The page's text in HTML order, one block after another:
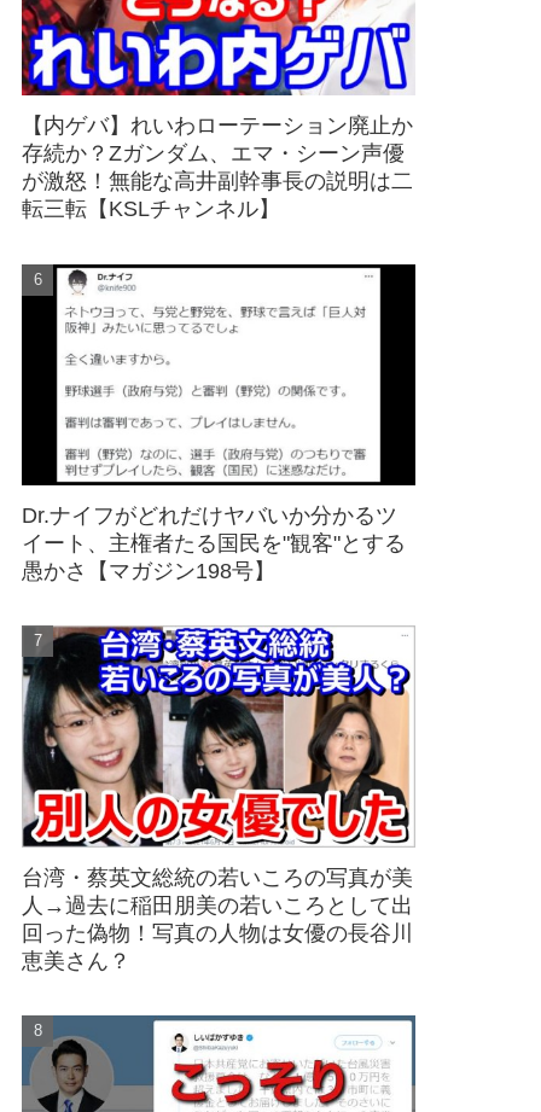
【内ゲバ】れいわローテーション廃止か
存続か？Zガンダム、エマ・シーン声優
が激怒！無能な高井副幹事長の説明は二
転三転【KSLチャンネル】
Dr.ナイフがどれだけヤバいか分かるツ
イート、主権者たる国民を"観客"とする
愚かさ【マガジン198号】
台湾・蔡英文総統の若いころの写真が美
人→過去に稲田朋美の若いころとして出
回った偽物！写真の人物は女優の長谷川
恵美さん？